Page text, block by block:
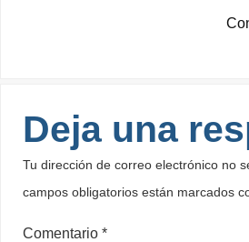
Deja una
Tu dirección de correo electrónico no
campos obligatorios están marcados
Comentario*